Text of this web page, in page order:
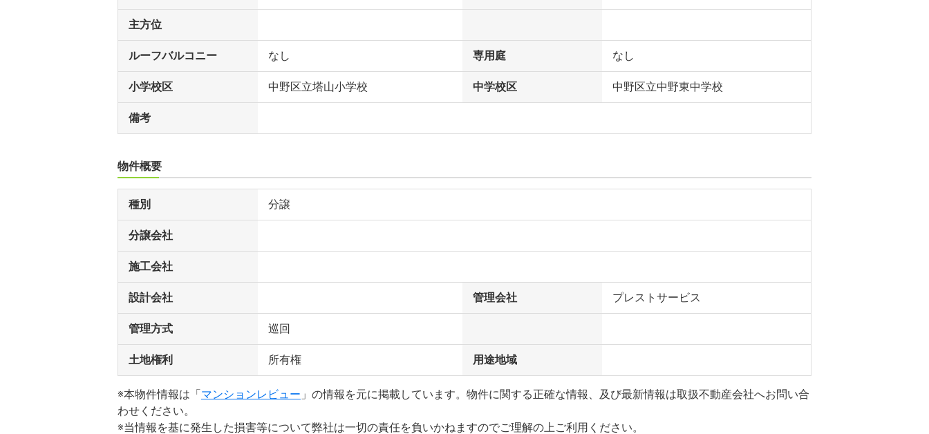
主方位
ルーフバルコニー なし 専用庭 なし
小学校区 中野区立塔山小学校 中学校区 中野区立中野東中学校
備考
物件概要
種別 分譲
分譲会社
施工会社
設計会社 管理会社 プレストサービス
管理方式 巡回
土地権利 所有権 用途地域
※本物件情報は「 マンションレビュー 」の情報を元に掲載しています。物件に関する正確な情報、及び最新情報は取扱不動産会社へお問い合
わせください。
※当情報を基に発生した損害等について弊社は一切の責任を負いかねますのでご理解の上ご利用ください。